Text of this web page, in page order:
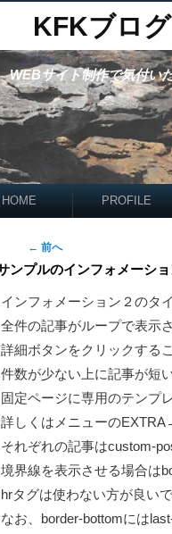
KFKブログ
WEBサイト制作で気付い
HOME PROFILE
投稿ナビゲーション
← 前へ
ンプルのインフォメーシ
インフォメーション２のタ
全件の記事がループで表示
詳細ボタンをクリックする
件数が少ない上に記事が短
固定ページに専用のテンプ
詳しくはメニューの
それぞれの記事はcustom-
境界線を表示させる場合は
hrタグは使わない方が良いで
なお、border-bottomには